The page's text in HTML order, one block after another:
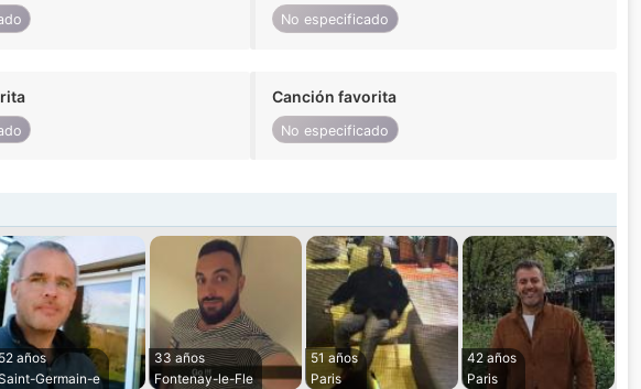
No especificado
Canción favorita
No especificado
52 años
Germain-e
33 años
Fontenay-le-Fle
51 años
Paris
42 años
Paris